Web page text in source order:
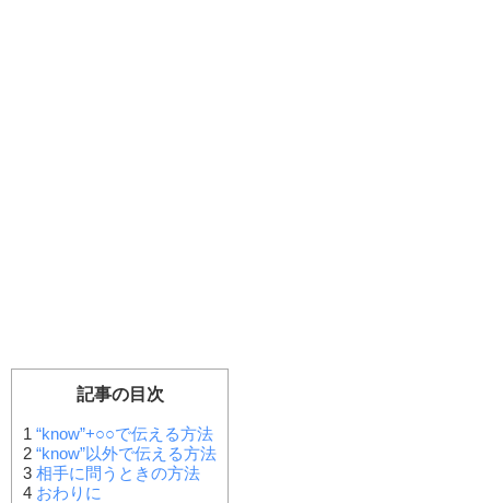
記事の目次
1 “know”+○○で伝える方法
2 “know”以外で伝える方法
3 相手に問うときの方法
4 おわりに